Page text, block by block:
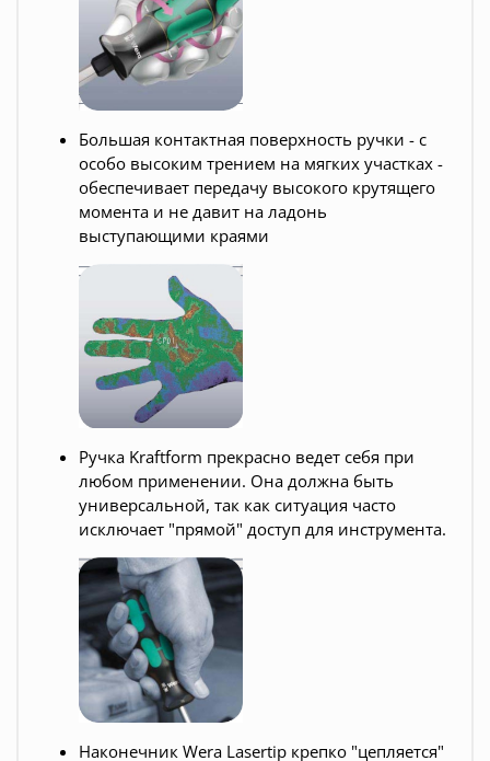
Большая контактная поверхность ручки - с
особо высоким трением на мягких участках -
обеспечивает передачу высокого крутящего
момента и не давит на ладонь
выступающими краями
Ручка Kraftform прекрасно ведет себя при
любом применении. Она должна быть
универсальной, так как ситуация часто
исключает "прямой" доступ для инструмента.
Наконечник Wera Lasertip крепко "цепляется"